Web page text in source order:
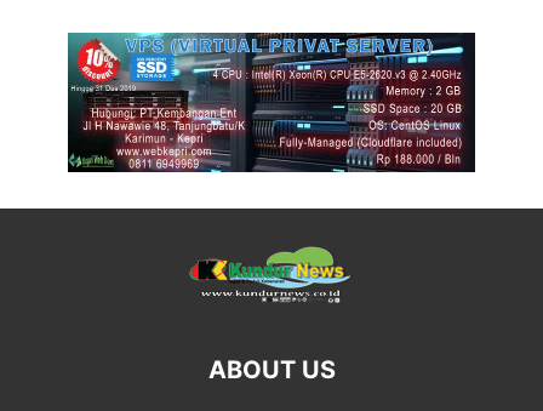
ABOUT US